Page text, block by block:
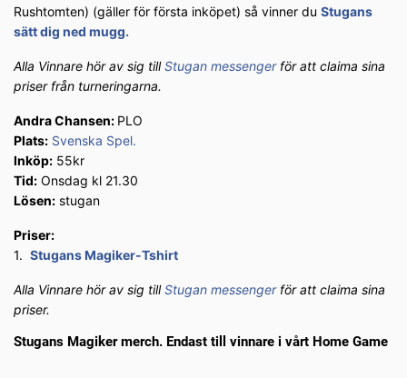
Rushtomten) (gäller för första inköpet) så vinner du Stugans
sätt dig ned mugg.
Alla Vinnare hör av sig tillStugan messengerför att claima sina
priser från turneringarna.
Andra Chansen: PLO
Plats: Svenska Spel.
Inköp: 55kr
Tid: Onsdag kl 21.30
Lösen: stugan
Priser:
1. Stugans Magiker-Tshirt
Alla Vinnare hör av sig tillStugan messengerför att claima sina
priser.
Stugans Magiker merch. Endast till vinnare i vårt Home Game